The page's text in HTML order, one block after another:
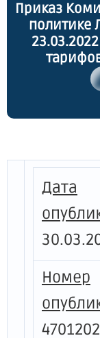
Приказ
политике
Дата
Номер